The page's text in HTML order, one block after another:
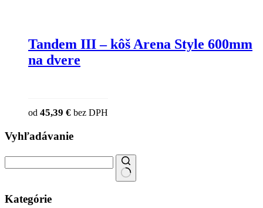
Tandem III – kôš Arena Style 600mm
na dvere
od 45,39 € bez DPH
Vyhľadávanie
Search
for:
Kategórie